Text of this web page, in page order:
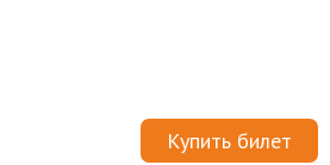
Купить билет